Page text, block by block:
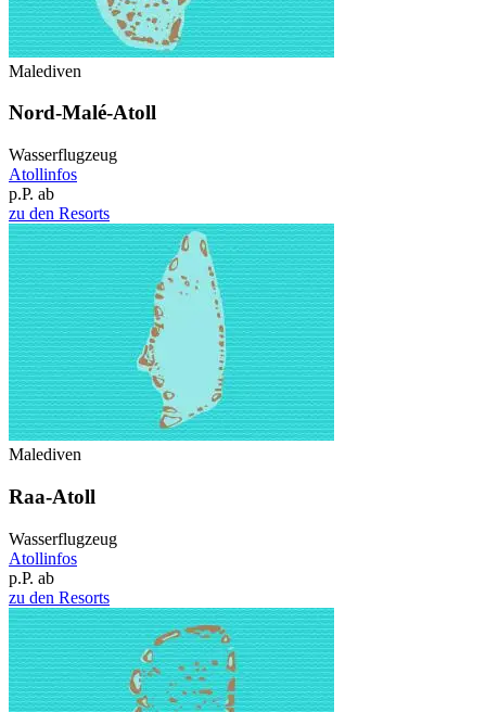
Malediven
Nord-Malé-Atoll
Wasserflugzeug
Atollinfos
p.P. ab
zu den Resorts
Malediven
Raa-Atoll
Wasserflugzeug
Atollinfos
p.P. ab
zu den Resorts